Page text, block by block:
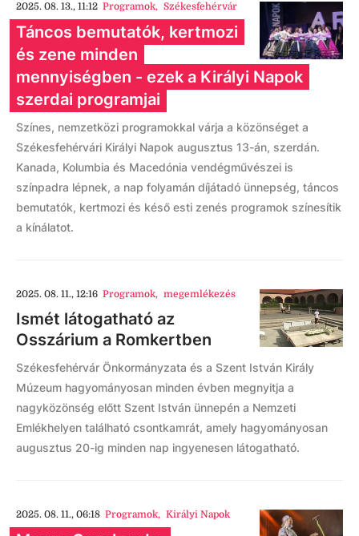
2025. 08. 13., 11:12 Programok, Székesfehérvár
Táncos bemutatók, kertmozi
és zene minden
mennyiségben - ezek a Királyi Napok
szerdai programjai
Színes, nemzetközi programokkal várja a közönséget a
Székesfehérvári Királyi Napok augusztus 13-án, szerdán.
Kanada, Kolumbia és Macedónia vendégművészei is
színpadra lépnek, a nap folyamán díjátadó ünnepség, táncos
bemutatók, kertmozi és késő esti zenés programok színesítik
a kínálatot.
2025. 08. 11., 12:16 Programok, megemlékezés
Ismét látogatható az
Osszárium a Romkertben
Székesfehérvár Önkormányzata és a Szent István Király
Múzeum hagyományosan minden évben megnyitja a
nagyközönség előtt Szent István ünnepén a Nemzeti
Emlékhelyen található csontkamrát, amely hagyományosan
augusztus 20-ig minden nap ingyenesen látogatható.
2025. 08. 11., 06:18 Programok, Királyi Napok